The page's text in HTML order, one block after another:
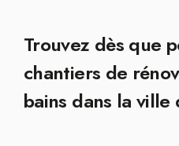
Trouvez dès que
chantiers de
bains dans la ville